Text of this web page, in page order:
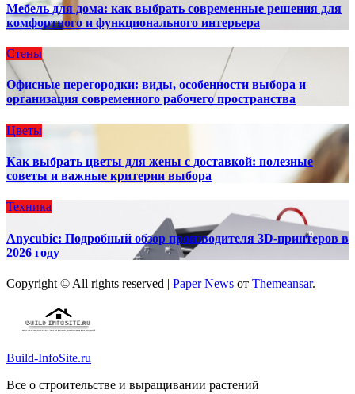
Мебель для дома: как выбрать современные решения для
комфортного и функционального интерьера
Стены
Офисные перегородки: виды, особенности выбора и
организация современного рабочего пространства
Цветы
Как выбрать цветы для жены с доставкой: полезные
советы и важные критерии выбора
Техника
Anycubic: Подробный обзор производителя 3D-принтеров в
2026 году
Copyright © All rights reserved | Paper News от Themeansar.
Build-InfoSite.ru
Все о строительстве и выращивании растений